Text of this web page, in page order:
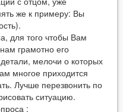
же к примеру: Вы
для того чтобы Вам
грамотно его
мелочи о которых
многое приходится
Лучше перезвонить по
ситуацию.
: